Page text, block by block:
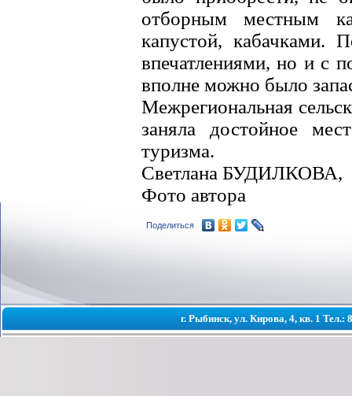
отборным местным
капустой, кабачками.
впечатлениями, но и с
вполне можно было
Межрегиональная
заняла достойное
туризма.
Светлана БУДИЛКОВА,
Фото автора
Поделиться
г. Рыбинск, ул. Кирова, 4, кв. 1 Тел.: